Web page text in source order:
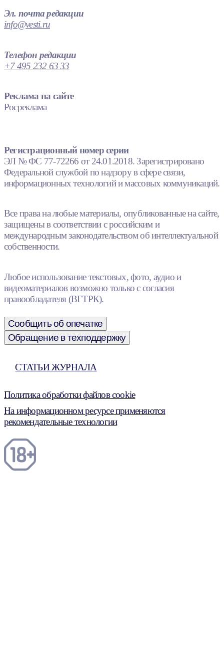
Эл. почта редакции
info@vesti.ru
Телефон редакции
+7 495 232 63 33
Реклама на сайте
Росреклама
Регистрационный номер серии
ЭЛ № ФС 77-72266 от 24.01.2018. Зарегистрировано
Федеральной службой по надзору в сфере связи,
информационных технологий и массовых коммуникаций.
Все права на любые материалы, опубликованные на сайте,
защищены в соответствии с российским и
международным законодательством об интеллектуальной
собственности.
Любое использование текстовых, фото, аудио и
видеоматериалов возможно только с согласия
правообладателя (ВГТРК).
Сообщить об опечатке
Обращение в техподдержку
СТАТЬИ ЖУРНАЛА
Политика обработки файлов cookie
На информационном ресурсе применяются
рекомендательные технологии